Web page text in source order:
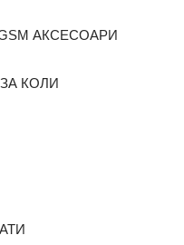
АКСЕСОАРИ
КОЛИ